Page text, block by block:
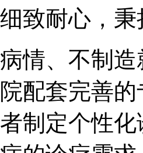
致耐心，
、不制造
配套完善
制定个性